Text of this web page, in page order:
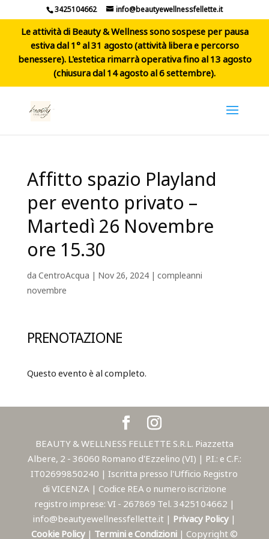
3425104662 info@beautyewellnessfellette.it
Le attività di Beauty & Wellness sono sospese per pausa
estiva dal 1° al 31 agosto (attività libera e percorso
benessere). L'estetica rimarrà operativa fino al 13 agosto
(chiusura dal 14 agosto al 6 settembre).
Affitto spazio Playland
per evento privato –
Martedì 26 Novembre
ore 15.30
daCentroAcqua | Nov 26, 2024| compleanni
novembre
PRENOTAZIONE
Questo evento è al completo.
BEAUTY & WELLNESS FELLETTE S.R.L. Piazzetta
Albere, 2 - 36060 Romano d'Ezzelino (VI) | P.I.: e C.F.:
IT02699850240 | Iscritta presso l'Ufficio Registro
di VICENZA | Codice REA o numero iscrizione
registro imprese: VI - 267869 Tel. 3425104662 |
info@beautyewellnessfellette.it | Privacy Policy |
Cookie Policy | Termini e Condizioni | Copyright ©